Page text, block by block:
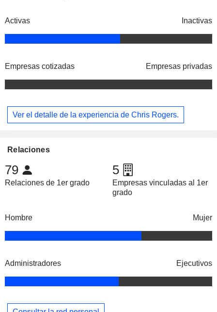
Activas Inactivas
Empresas cotizadas Empresas privadas
Ver el detalle de la experiencia de Chris Rogers.
Relaciones
79
Relaciones de 1er grado
5
Empresas vinculadas al 1er
grado
Hombre Mujer
Administradores Ejecutivos